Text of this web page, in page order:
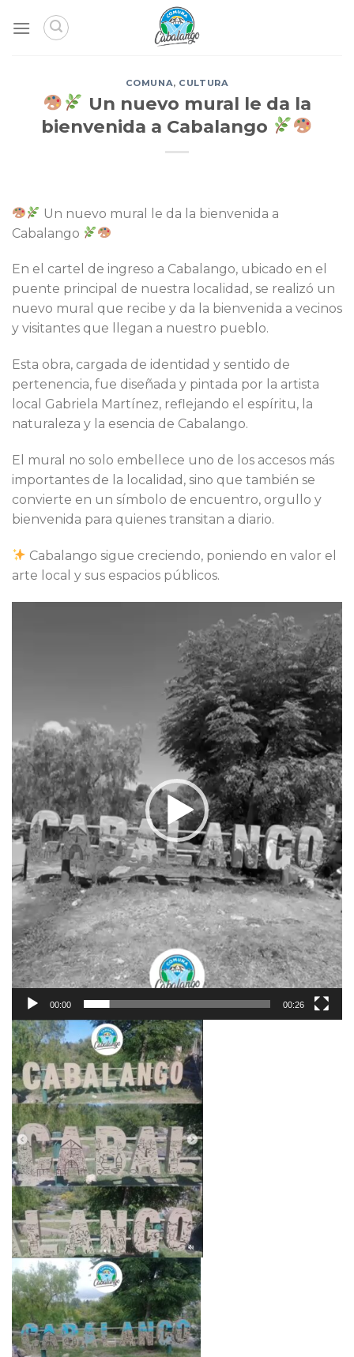
COMUNA, CULTURA
Un nuevo mural le da la
bienvenida a Cabalango
Un nuevo mural le da la bienvenida a
Cabalango
En el cartel de ingreso a Cabalango, ubicado en el
puente principal de nuestra localidad, se realizó un
nuevo mural que recibe y da la bienvenida a vecinos
y visitantes que llegan a nuestro pueblo.
Esta obra, cargada de identidad y sentido de
pertenencia, fue diseñada y pintada por la artista
local Gabriela Martínez, reflejando el espíritu, la
naturaleza y la esencia de Cabalango.
El mural no solo embellece uno de los accesos más
importantes de la localidad, sino que también se
convierte en un símbolo de encuentro, orgullo y
bienvenida para quienes transitan a diario.
Cabalango sigue creciendo, poniendo en valor el
arte local y sus espacios públicos.
00:00 00:26